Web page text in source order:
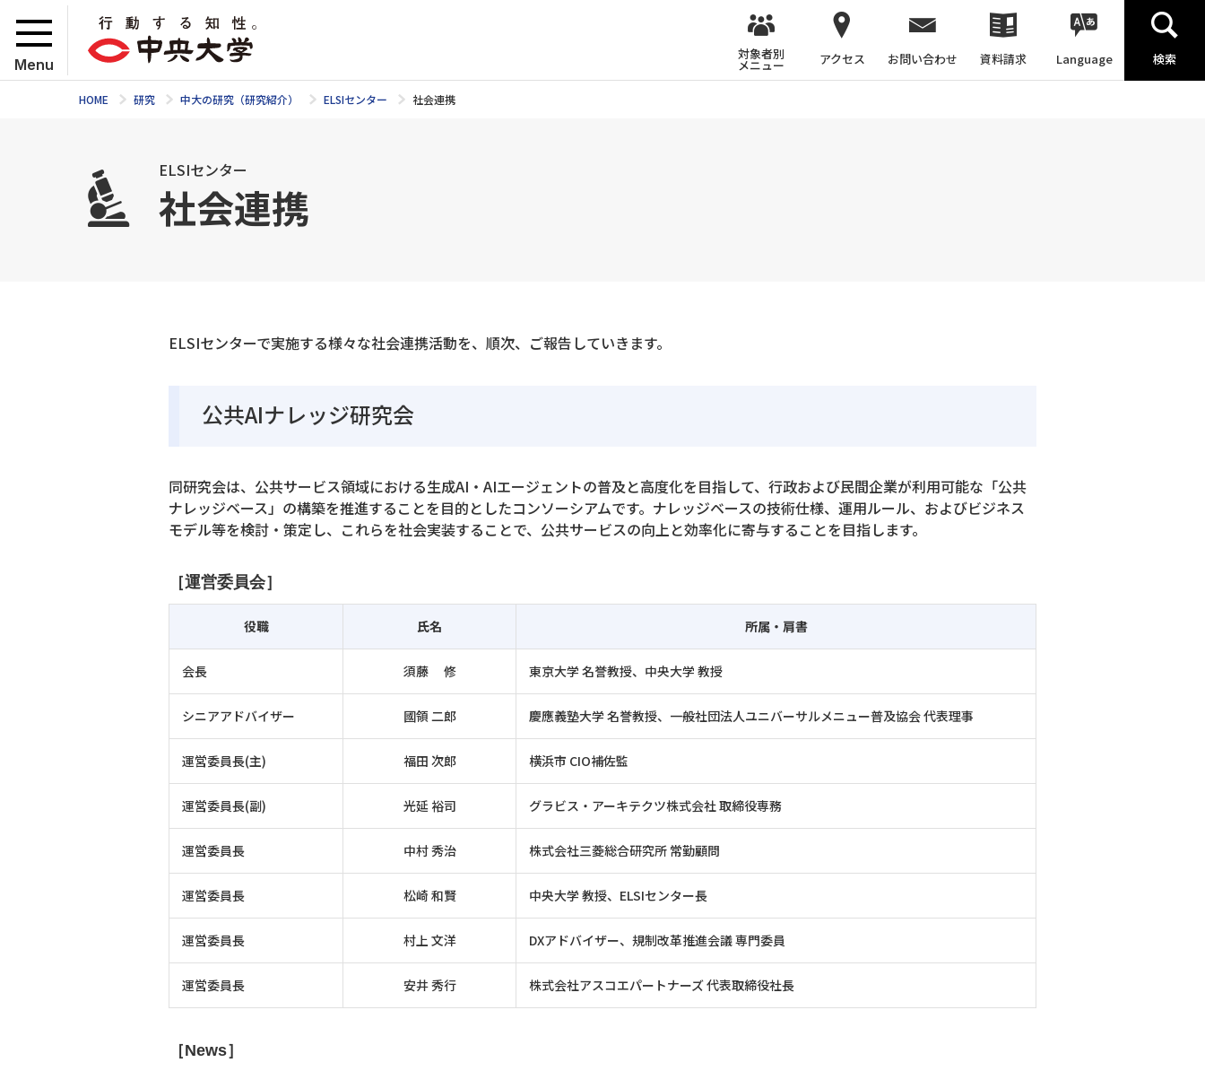
Menu
対象者別
メニュー アクセス お問い合わせ 資料請求 Language 検索
HOME 研究 中大の研究（研究紹介） ELSIセンター 社会連携
ELSIセンター
社会連携
ELSIセンターで実施する様々な社会連携活動を、順次、ご報告していきます。
公共AIナレッジ研究会
同研究会は、公共サービス領域における生成AI・AIエージェントの普及と高度化を目指して、行政および民間企業が利用可能な「公共
ナレッジベース」の構築を推進することを目的としたコンソーシアムです。ナレッジベースの技術仕様、運用ルール、およびビジネス
モデル等を検討・策定し、これらを社会実装することで、公共サービスの向上と効率化に寄与することを目指します。
［運営委員会］
役職 氏名 所属・肩書
会長 須藤 修 東京大学 名誉教授、中央大学 教授
シニアアドバイザー 國領 二郎 慶應義塾大学 名誉教授、一般社団法人ユニバーサルメニュー普及協会 代表理事
運営委員長(主) 福田 次郎 横浜市 CIO補佐監
運営委員長(副) 光延 裕司 グラビス・アーキテクツ株式会社 取締役専務
運営委員長 中村 秀治 株式会社三菱総合研究所 常勤顧問
運営委員長 松崎 和賢 中央大学 教授、ELSIセンター長
運営委員長 村上 文洋 DXアドバイザー、規制改革推進会議 専門委員
運営委員長 安井 秀行 株式会社アスコエパートナーズ 代表取締役社長
［News］